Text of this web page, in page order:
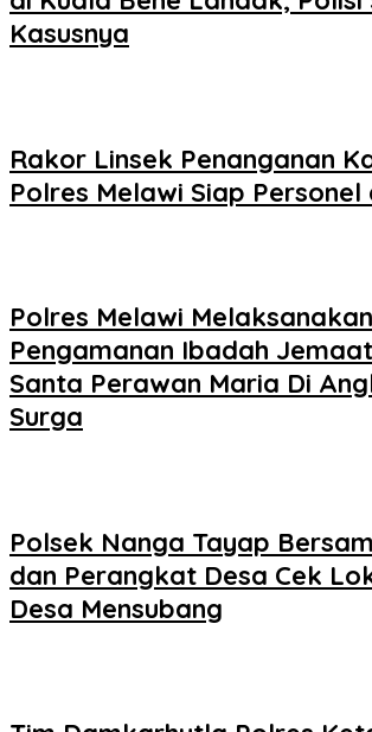
Kasusnya
Rakor Linsek Penanganan
Polres Melawi Siap Personel
Polres Melawi Melaksanakan
Pengamanan Ibadah
Santa Perawan Maria Di
Surga
Polsek Nanga Tayap
dan Perangkat Desa Cek
Desa Mensubang